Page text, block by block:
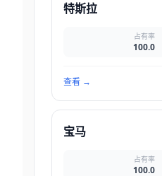
特斯拉
占有率
100.0
查看 →
宝马
占有率
100.0